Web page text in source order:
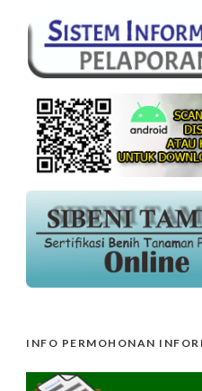
INFO PERMOHONAN